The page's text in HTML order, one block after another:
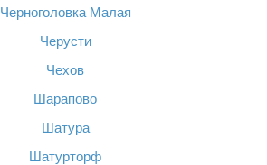
Черноголовка Малая
Черусти
Чехов
Шарапово
Шатура
Шатурторф